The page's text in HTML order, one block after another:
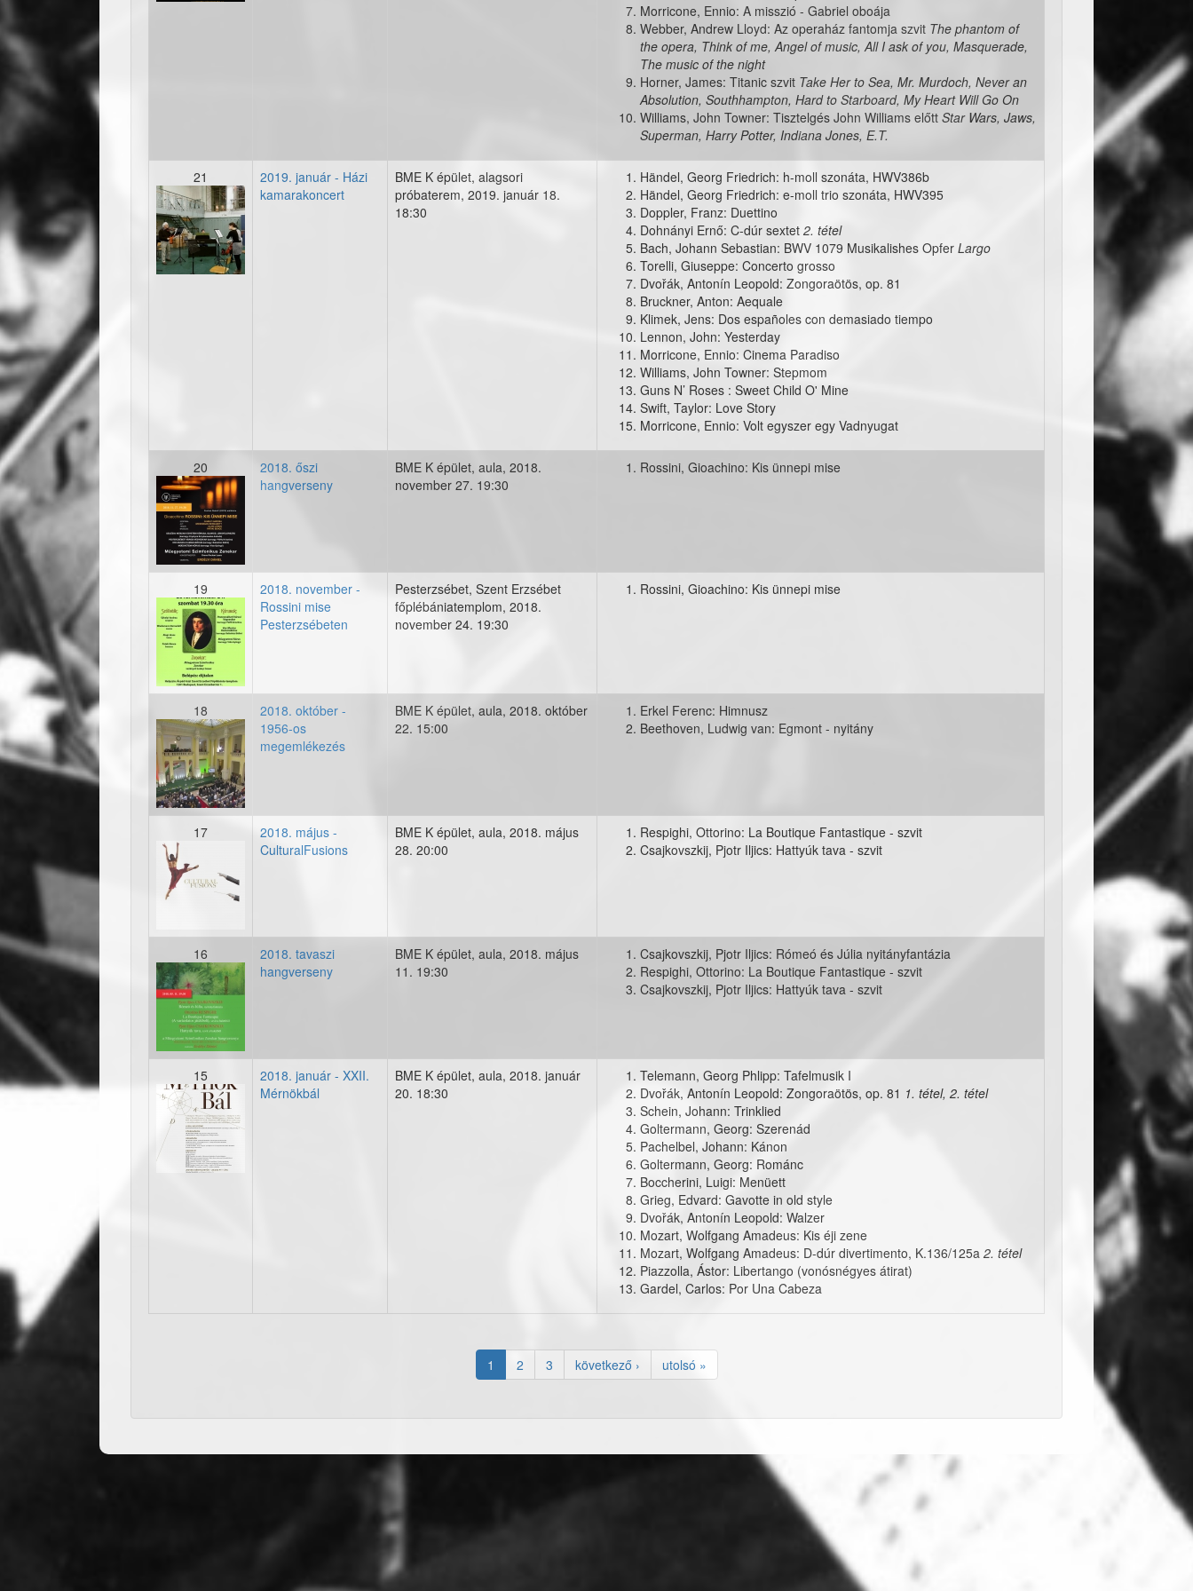
Morricone, Ennio: A misszió - Gabriel oboája
Webber, Andrew Lloyd: Az operaház fantomja szvit The phantom of
the opera, Think of me, Angel of music, All I ask of you, Masquerade,
The music of the night
Horner, James: Titanic szvit Take Her to Sea, Mr. Murdoch, Never an
Absolution, Southhampton, Hard to Starboard, My Heart Will Go On
Williams, John Towner: Tisztelgés John Williams előtt Star Wars, Jaws,
Superman, Harry Potter, Indiana Jones, E.T.
21
20190118_001.jpg
2019. január - Házi
kamarakoncert
BME K épület, alagsori
próbaterem, 2019. január 18.
18:30
Händel, Georg Friedrich: h-moll szonáta, HWV386b
Händel, Georg Friedrich: e-moll trio szonáta, HWV395
Doppler, Franz: Duettino
Dohnányi Ernő: C-dúr sextet 2. tétel
Bach, Johann Sebastian: BWV 1079 Musikalishes Opfer Largo
Torelli, Giuseppe: Concerto grosso
Dvořák, Antonín Leopold: Zongoraötös, op. 81
Bruckner, Anton: Aequale
Klimek, Jens: Dos españoles con demasiado tiempo
Lennon, John: Yesterday
Morricone, Ennio: Cinema Paradiso
Williams, John Towner: Stepmom
Guns N’ Roses : Sweet Child O' Mine
Swift, Taylor: Love Story
Morricone, Ennio: Volt egyszer egy Vadnyugat
20
20181127_plakat.jpg
2018. őszi
hangverseny
BME K épület, aula, 2018.
november 27. 19:30
Rossini, Gioachino: Kis ünnepi mise
19
20181124-plakat.jpg
2018. november -
Rossini mise
Pesterzsébeten
Pesterzsébet, Szent Erzsébet
főplébániatemplom, 2018.
november 24. 19:30
Rossini, Gioachino: Kis ünnepi mise
18
1956-os megemlékezés a Műegyetemen (2018)
2018. október -
1956-os
megemlékezés
BME K épület, aula, 2018. október
22. 15:00
Erkel Ferenc: Himnusz
Beethoven, Ludwig van: Egmont - nyitány
17
20180528-cultralfusions-musorfuzet-001.jpg
2018. május -
CulturalFusions
BME K épület, aula, 2018. május
28. 20:00
Respighi, Ottorino: La Boutique Fantastique - szvit
Csajkovszkij, Pjotr Iljics: Hattyúk tava - szvit
16
20180511-tavasz-plakat.jpg
2018. tavaszi
hangverseny
BME K épület, aula, 2018. május
11. 19:30
Csajkovszkij, Pjotr Iljics: Rómeó és Júlia nyitányfantázia
Respighi, Ottorino: La Boutique Fantastique - szvit
Csajkovszkij, Pjotr Iljics: Hattyúk tava - szvit
15
20180120-mernokbal.jpg
2018. január - XXII.
Mérnökbál
BME K épület, aula, 2018. január
20. 18:30
Telemann, Georg Phlipp: Tafelmusik I
Dvořák, Antonín Leopold: Zongoraötös, op. 81 1. tétel, 2. tétel
Schein, Johann: Trinklied
Goltermann, Georg: Szerenád
Pachelbel, Johann: Kánon
Goltermann, Georg: Románc
Boccherini, Luigi: Menüett
Grieg, Edvard: Gavotte in old style
Dvořák, Antonín Leopold: Walzer
Mozart, Wolfgang Amadeus: Kis éji zene
Mozart, Wolfgang Amadeus: D-dúr divertimento, K.136/125a 2. tétel
Piazzolla, Ástor: Libertango (vonósnégyes átirat)
Gardel, Carlos: Por Una Cabeza
1 2 3 következő › utolsó »